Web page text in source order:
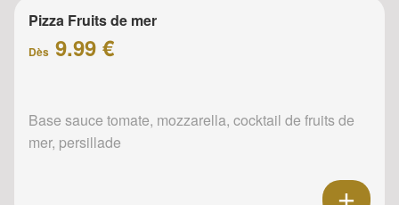
Pizza Fruits de mer
Dès 9.99 €
Base sauce tomate, mozzarella, cocktail de fruits de
mer, persillade